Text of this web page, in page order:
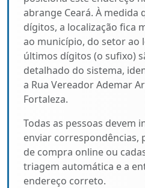
abrange Ceará. À medida
dígitos, a localização fica
ao município, do setor ao
últimos dígitos (o sufixo)
detalhado do sistema,
a Rua Vereador Ademar
Fortaleza.
Todas as pessoas devem
enviar
de compra online ou
triagem automática e a
endereço correto.